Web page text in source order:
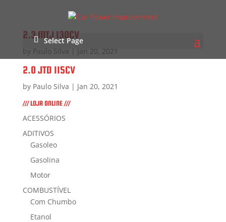
Select Page
2.3 MTJ 130CV
by Paulo Silva Jan 20, 2021
2.0 JTD 115CV
by Paulo Silva | Jan 20, 2021
/// LOJA ONLINE ///
ACESSÓRIOS
ADITIVOS
Gasoleo
Gasolina
Motor
COMBUSTÍVEL
Com Chumbo
Etanol